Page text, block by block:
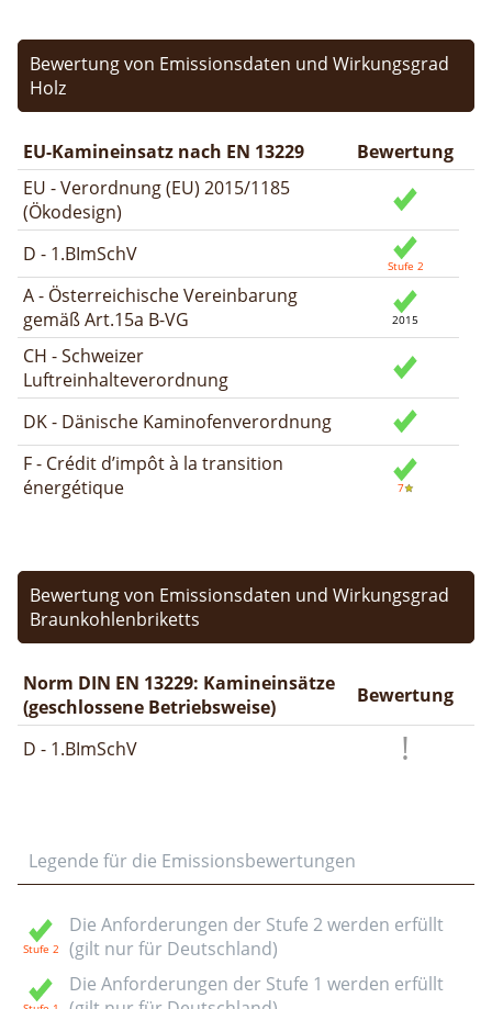
Bewertung von Emissionsdaten und Wirkungsgrad
Holz
EU-Kamineinsatz nach EN 13229
Bewertung
EU - Verordnung (EU) 2015/1185
(Ökodesign)
D - 1.BImSchV
A - Österreichische Vereinbarung
gemäß Art.15a B-VG
CH - Schweizer
Luftreinhalteverordnung
DK - Dänische Kaminofenverordnung
F - Crédit d’impôt à la transition
énergétique
Bewertung von Emissionsdaten und Wirkungsgrad
Braunkohlenbriketts
Norm DIN EN 13229: Kamineinsätze
(geschlossene Betriebsweise)
Bewertung
D - 1.BImSchV
Legende für die Emissionsbewertungen
Die Anforderungen der Stufe 2 werden erfüllt
(gilt nur für Deutschland)
Die Anforderungen der Stufe 1 werden erfüllt